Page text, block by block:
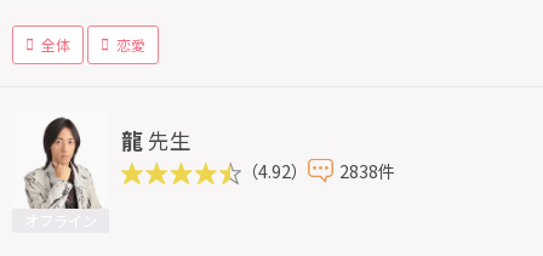
全体 恋愛
龍 先生
（4.92） 2838件